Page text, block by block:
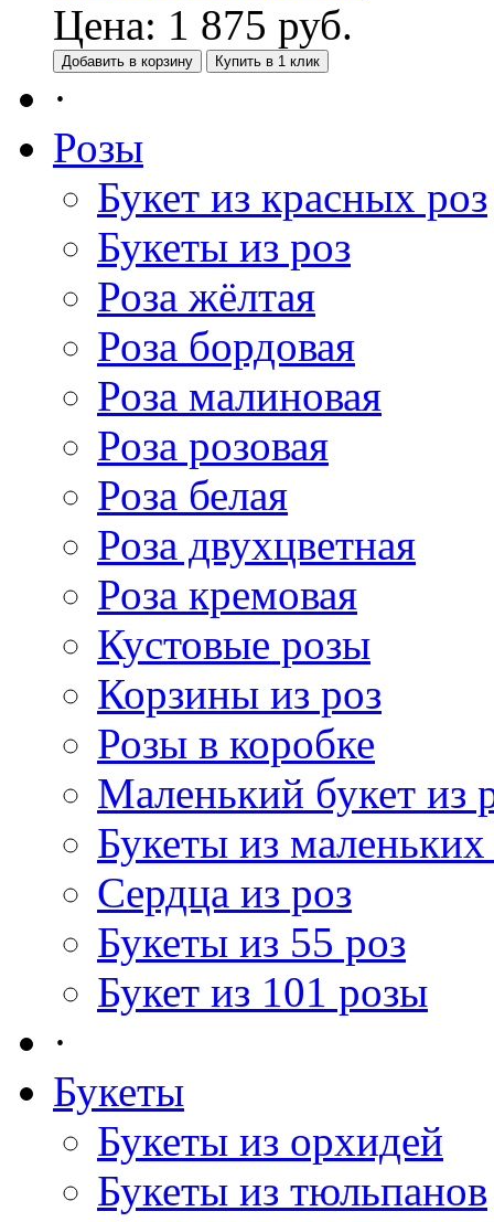
Цена: 1 875 руб.
Добавить в корзину Купить в 1 клик
·
Розы
Букет из красных роз
Букеты из роз
Роза жёлтая
Роза бордовая
Роза малиновая
Роза розовая
Роза белая
Роза двухцветная
Роза кремовая
Кустовые розы
Корзины из роз
Розы в коробке
Маленький букет из
Букеты из маленьких
Сердца из роз
Букеты из 55 роз
Букет из 101 розы
·
Букеты
Букеты из орхидей
Букеты из тюльпанов